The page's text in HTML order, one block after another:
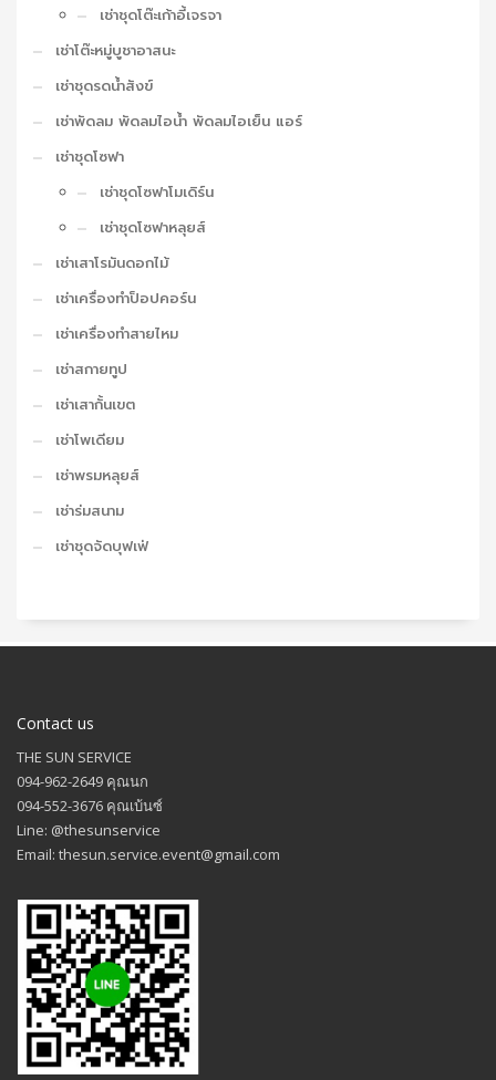
เช่าชุดโต๊ะเก้าอี้เจรจา
เช่าโต๊ะหมู่บูชาอาสนะ
เช่าชุดรดน้ำสังข์
เช่าพัดลม พัดลมไอน้ำ พัดลมไอเย็น แอร์
เช่าชุดโซฟา
เช่าชุดโซฟาโมเดิร์น
เช่าชุดโซฟาหลุยส์
เช่าเสาโรมันดอกไม้
เช่าเครื่องทำป็อปคอร์น
เช่าเครื่องทำสายไหม
เช่าสกายทูป
เช่าเสากั้นเขต
เช่าโพเดียม
เช่าพรมหลุยส์
เช่าร่มสนาม
เช่าชุดจัดบุฟเฟ่
Contact us
THE SUN SERVICE
094-962-2649 คุณนก
094-552-3676 คุณเบ้นซ์
Line: @thesunservice
Email: thesun.service.event@gmail.com